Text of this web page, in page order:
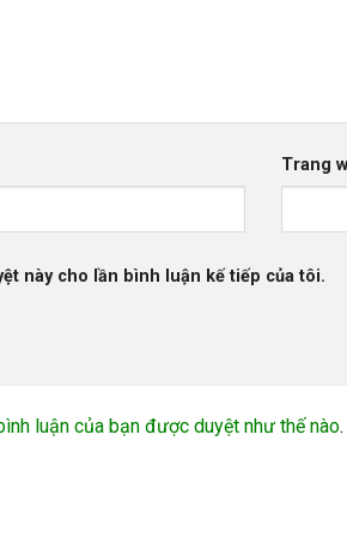
Trang
này cho lần bình luận kế tiếp của tôi.
luận của bạn được duyệt như thế nào.